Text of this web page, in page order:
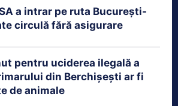
a intrar pe ruta București-
circulă fără asigurare
pentru uciderea ilegală a
din Berchișești ar fi
de animale